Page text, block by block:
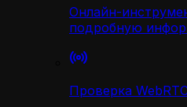
Онлайн-
подробную
Проверка